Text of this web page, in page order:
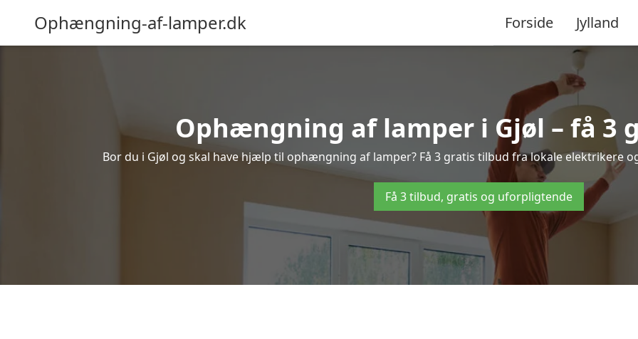
Ophængning-af-lamper.dk Forside Jylland
Ophængning af lamper i Gjøl – få 3
Bor du i Gjøl og skal have hjælp til ophængning af lamper? Få 3 gratis tilbud fra lokale elektrikere
Få 3 tilbud, gratis og uforpligtende